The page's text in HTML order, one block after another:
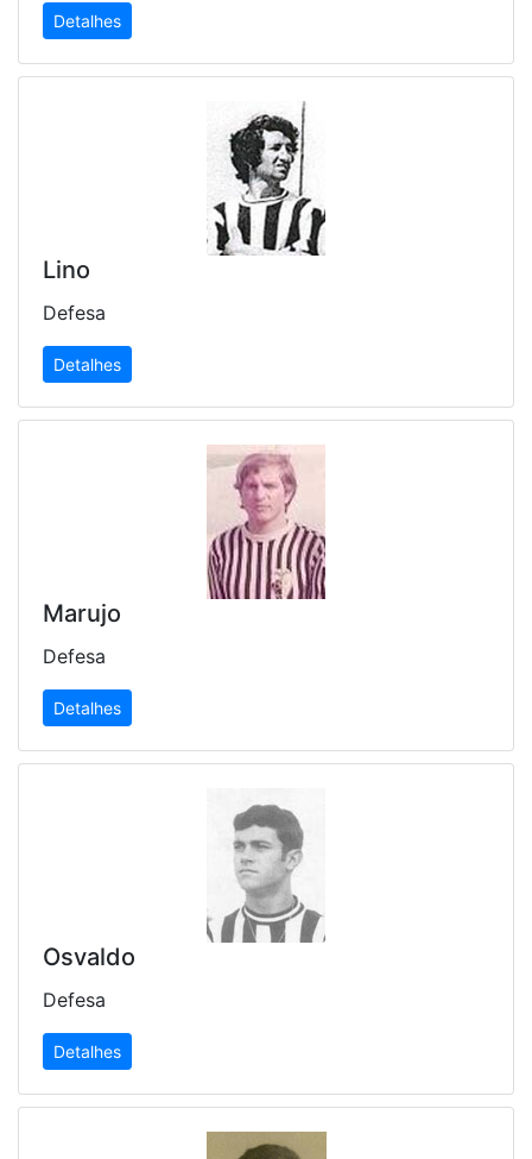
Detalhes
Lino
Defesa
Detalhes
Marujo
Defesa
Detalhes
Osvaldo
Defesa
Detalhes